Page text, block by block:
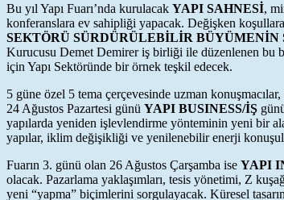
Bu yıl Yapı Fuarı’nda kurulacak YAPI SAHNESİ,
konferanslara ev sahipliği yapacak. Değişken
SEKTÖRÜ SÜRDÜRÜLEBİLİR BÜYÜMENİN
Kurucusu Demet Demirer iş birliği ile düzenlenen bu
için Yapı Sektöründe bir örnek teşkil edecek.
5 güne özel 5 tema çerçevesinde uzman
24 Ağustos Pazartesi günü YAPI BUSINESS/İŞ
yapılarda yeniden işlevlendirme yönteminin yeni bir
yapılar, iklim değişikliği ve yenilenebilir enerji
Fuarın 3. günü olan 26 Ağustos Çarşamba ise YAPI
olacak. Pazarlama yaklaşımları, tesis yönetimi, Z
yeni “yapma” biçimlerini sorgulayacak. Küresel